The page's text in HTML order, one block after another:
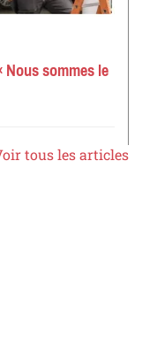
sommes le
tous les articles